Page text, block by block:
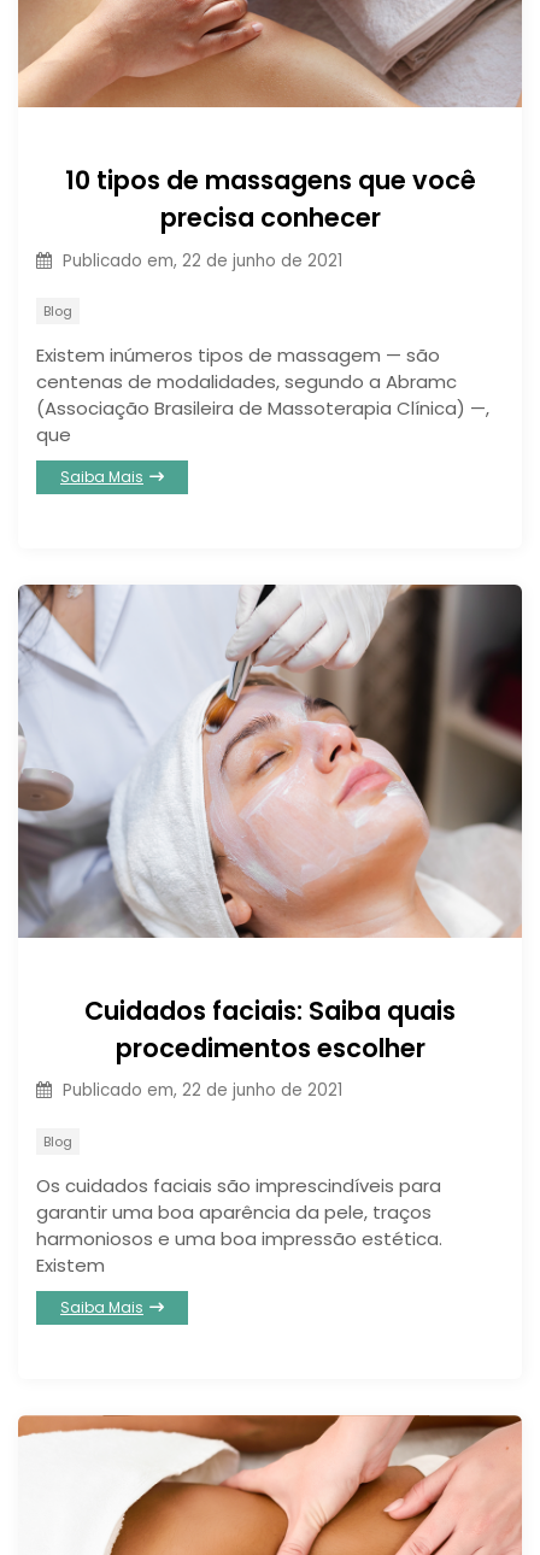
10 tipos de massagens que você
precisa conhecer
Publicado em, 22 de junho de 2021
Blog
Existem inúmeros tipos de massagem — são
centenas de modalidades, segundo a Abramc
(Associação Brasileira de Massoterapia Clínica) —,
que
Saiba Mais
Cuidados faciais: Saiba quais
procedimentos escolher
Publicado em, 22 de junho de 2021
Blog
Os cuidados faciais são imprescindíveis para
garantir uma boa aparência da pele, traços
harmoniosos e uma boa impressão estética.
Existem
Saiba Mais